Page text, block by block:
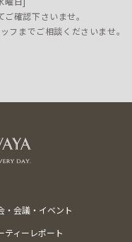
ご確認下さいませ。
フまでご相談くださいませ。
・会議・イベント
ティーレポート